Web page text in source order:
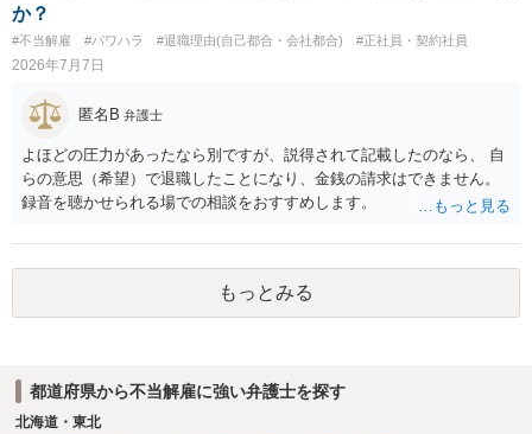
か？
#不当解雇 #パワハラ #退職理由(自己都合・会社都合) #正社員・契約社員
2026年7月7日
匿名B 弁護士
よほどの圧力があったなら別ですが、説得されて記載したのなら、 自
らの意思（希望）で退職したことになり、金銭の請求はできません。
録音を聴かせられる場での相談をおすすめします。
もっとみる
都道府県から不当解雇に強い弁護士を探す
北海道・東北